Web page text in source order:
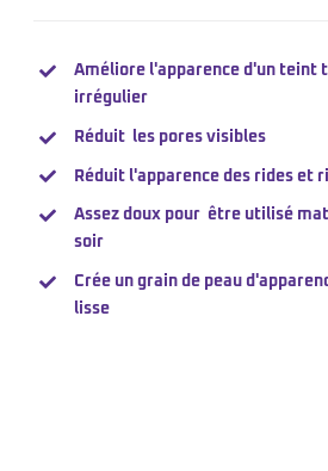
Améliore l'apparence d'un teint
irrégulier
Réduit les pores visibles
Réduit l'apparence des rides et
Assez doux pour être utilisé
soir
Crée un grain de peau
lisse